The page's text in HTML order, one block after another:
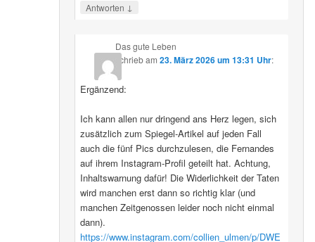
Antworten ↓
Das gute Leben
schriebam 23. März 2026 um 13:31 Uhr:
Ergänzend:
Ich kann allen nur dringend ans Herz legen, sich
zusätzlich zum Spiegel-Artikel auf jeden Fall
auch die fünf Pics durchzulesen, die Fernandes
auf ihrem Instagram-Profil geteilt hat. Achtung,
Inhaltswarnung dafür! Die Widerlichkeit der Taten
wird manchen erst dann so richtig klar (und
manchen Zeitgenossen leider noch nicht einmal
dann).
https://www.instagram.com/collien_ulmen/p/DWE